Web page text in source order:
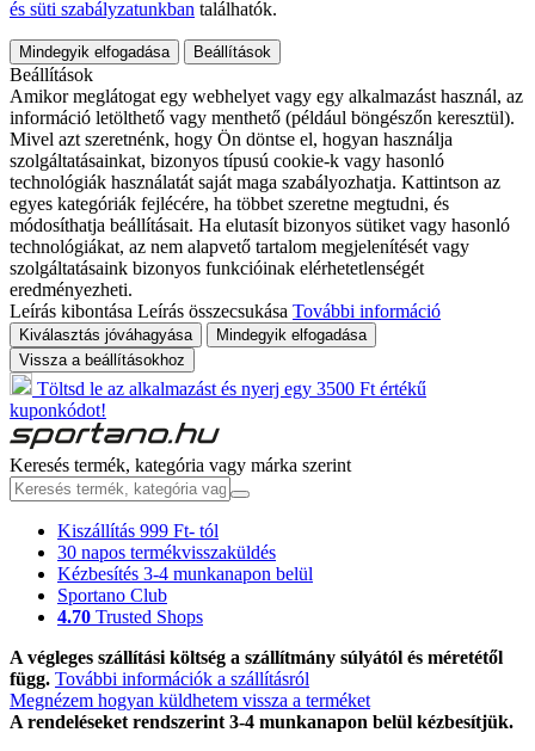
és süti szabályzatunkban találhatók.
Mindegyik elfogadása Beállítások
Beállítások
Amikor meglátogat egy webhelyet vagy egy alkalmazást használ, az
információ letölthető vagy menthető (például böngészőn keresztül).
Mivel azt szeretnénk, hogy Ön döntse el, hogyan használja
szolgáltatásainkat, bizonyos típusú cookie-k vagy hasonló
technológiák használatát saját maga szabályozhatja. Kattintson az
egyes kategóriák fejlécére, ha többet szeretne megtudni, és
módosíthatja beállításait. Ha elutasít bizonyos sütiket vagy hasonló
technológiákat, az nem alapvető tartalom megjelenítését vagy
szolgáltatásaink bizonyos funkcióinak elérhetetlenségét
eredményezheti.
Leírás kibontása Leírás összecsukása További információ
Kiválasztás jóváhagyása
Mindegyik elfogadása
Vissza a beállításokhoz
Töltsd le az alkalmazást és nyerj egy 3500 Ft értékű
kuponkódot!
Keresés termék, kategória vagy márka szerint
Kiszállítás 999 Ft- tól
30 napos termékvisszaküldés
Kézbesítés 3-4 munkanapon belül
Sportano Club
4.70 Trusted Shops
A végleges szállítási költség a szállítmány súlyától és méretétől
függ. További információk a szállításról
Megnézem hogyan küldhetem vissza a terméket
A rendeléseket rendszerint 3-4 munkanapon belül kézbesítjük.